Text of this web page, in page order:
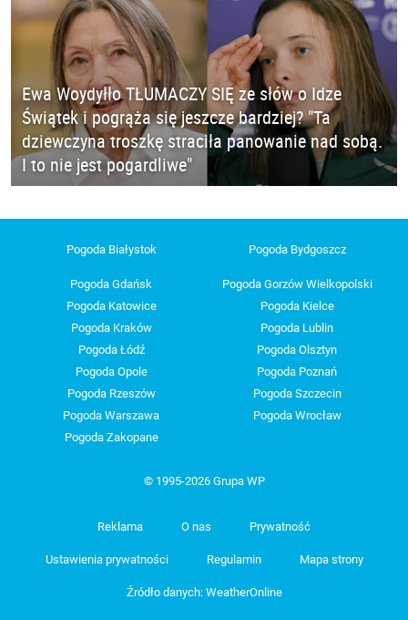
Ewa Woydyłło TŁUMACZY SIĘ ze słów o Idze
Świątek i pogrąża się jeszcze bardziej? "Ta
dziewczyna troszkę straciła panowanie nad sobą.
I to nie jest pogardliwe"
Pogoda Białystok Pogoda Bydgoszcz
Pogoda Gdańsk
Pogoda Gorzów Wielkopolski
Pogoda Katowice
Pogoda Kielce
Pogoda Kraków
Pogoda Lublin
Pogoda Łódź
Pogoda Olsztyn
Pogoda Opole
Pogoda Poznań
Pogoda Rzeszów
Pogoda Szczecin
Pogoda Warszawa
Pogoda Wrocław
Pogoda Zakopane
© 1995-2026 Grupa WP
Reklama O nas Prywatność
Ustawienia prywatności Regulamin Mapa strony
Źródło danych: WeatherOnline